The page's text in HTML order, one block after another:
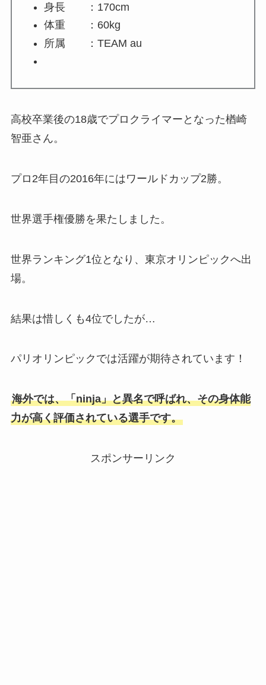
身長 ：170cm
体重 ：60kg
所属 ：TEAM au
高校卒業後の18歳でプロクライマーとなった楢崎
智亜さん。
プロ2年目の2016年にはワールドカップ2勝。
世界選手権優勝を果たしました。
世界ランキング1位となり、東京オリンピックへ出
場。
結果は惜しくも4位でしたが…
パリオリンピックでは活躍が期待されています！
海外では、「ninja」と異名で呼ばれ、その身体能
力が高く評価されている選手です。
スポンサーリンク